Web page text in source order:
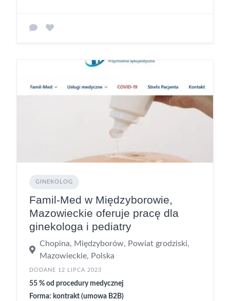
GINEKOLOG
Famil-Med w Międzyborowie,
Mazowieckie oferuje pracę dla
ginekologa i pediatry
Chopina, Międzyborów, Powiat grodziski,
Mazowieckie, Polska
DODANE 12 LIPCA 2023
55 % od procedury medycznej
Forma: kontrakt (umowa B2B)